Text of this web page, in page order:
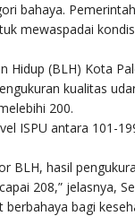
bahaya.
mewaspadai
Hidup (BLH) Kota
kualitas
200.
ISPU antara 101-
BLH, hasil
208,” jelasnya,
bagi